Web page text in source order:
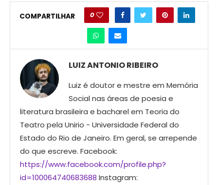
COMPARTILHAR 0
LUIZ ANTONIO RIBEIRO
Luiz é doutor e mestre em Memória
Social nas áreas de poesia e
literatura brasileira e bacharel em Teoria do
Teatro pela Unirio - Universidade Federal do
Estado do Rio de Janeiro. Em geral, se arrepende
do que escreve. Facebook:
https://www.facebook.com/profile.php?
id=100064740683688 Instagram: